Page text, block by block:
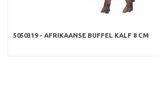
5050319 - AFRIKAANSE BUFFEL KALF 8 CM